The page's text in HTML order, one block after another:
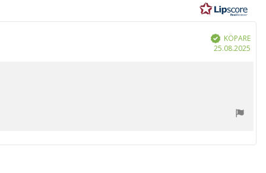
Bekräftad
KÖPARE
25.08.2025